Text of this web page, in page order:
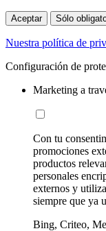
Aceptar Sólo
Nuestra política de
Configuración de
Marketing a
Con tu
promociones
productos
personales
externos y
siempre que ya
Bing, Criteo,